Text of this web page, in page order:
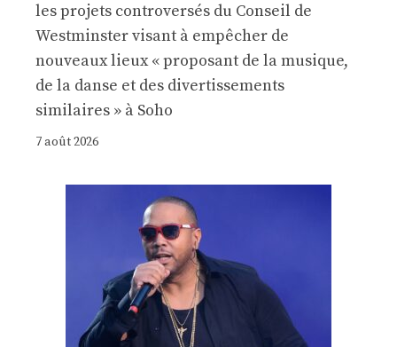
les projets controversés du Conseil de
Westminster visant à empêcher de
nouveaux lieux « proposant de la musique,
de la danse et des divertissements
similaires » à Soho
7 août 2026